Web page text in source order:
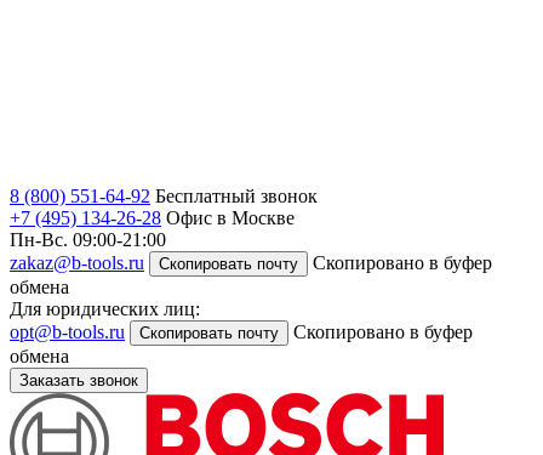
8 (800) 551-64-92 Бесплатный звонок
+7 (495) 134-26-28 Офис в Москве
Пн-Вс. 09:00-21:00
zakaz@b-tools.ru
Скопировать почту
Скопировано в буфер
обмена
Для юридических лиц:
opt@b-tools.ru
Скопировать почту
Скопировано в буфер
обмена
Заказать звонок